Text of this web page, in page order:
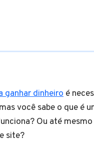
ganhar dinheiro é
você sabe o que é
Ou até
site?